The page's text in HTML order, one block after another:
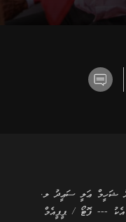
ޝަހީމް ޢަލީ ސަޢީދު ލ.
--- ފޮޓޯ / ޕީޕީއެމް